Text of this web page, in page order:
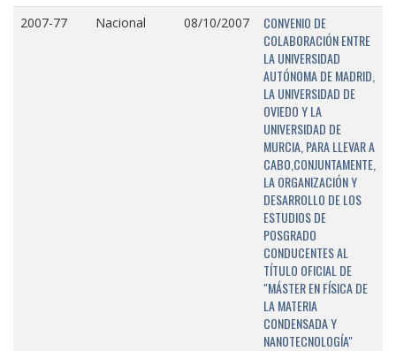
2007-77 Nacional 08/10/2007
CONVENIO DE
COLABORACIÓN ENTRE
LA UNIVERSIDAD
AUTÓNOMA DE MADRID,
LA UNIVERSIDAD DE
OVIEDO Y LA
UNIVERSIDAD DE
MURCIA, PARA LLEVAR A
CABO,CONJUNTAMENTE,
LA ORGANIZACIÓN Y
DESARROLLO DE LOS
ESTUDIOS DE
POSGRADO
CONDUCENTES AL
TÍTULO OFICIAL DE
"MÁSTER EN FÍSICA DE
LA MATERIA
CONDENSADA Y
NANOTECNOLOGÍA"